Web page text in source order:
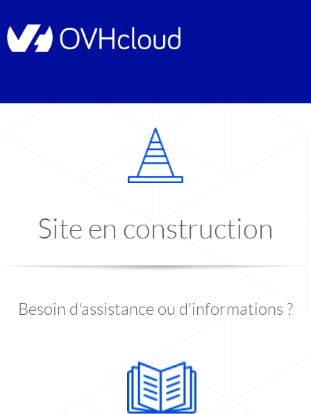
Site en construction
Besoin d'assistance ou d'informations ?